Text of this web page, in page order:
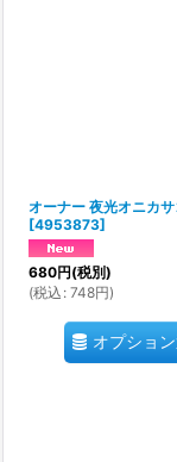
オーナー 夜光オニカ
[4953873]
680円(税別)
(税込 : 748円)
オプショ